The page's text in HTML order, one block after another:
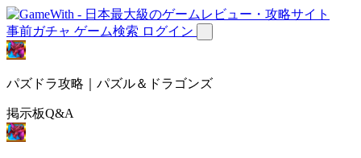
事前ガチャ ゲーム検索 ログイン
パズドラ攻略｜パズル＆ドラゴンズ
掲示板Q&A